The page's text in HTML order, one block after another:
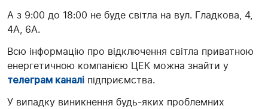
А з 9:00 до 18:00 не буде світла на вул. Гладкова, 4,
4А, 6А.
Всю інформацію про відключення світла приватною
енергетичною компанією ЦЕК можна знайти у
телеграм каналі підприємства.
У випадку виникнення будь-яких проблемних